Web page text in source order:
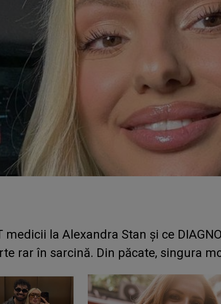
medicii la Alexandra Stan și ce
rar în sarcină. Din păcate, singura